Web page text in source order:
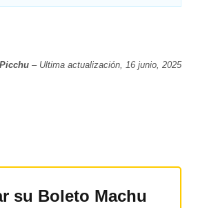
– Ultima actualización, 16 junio, 2025
su Boleto Machu